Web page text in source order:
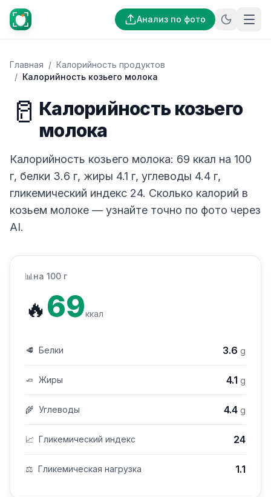
Анализ по фото
Главная / Калорийность продуктов
/ Калорийность козьего молока
🥛 Калорийность козьего
молока
Калорийность козьего молока: 69 ккал на 100
г, белки 3.6 г, жиры 4.1 г, углеводы 4.4 г,
гликемический индекс 24. Сколько калорий в
козьем молоке — узнайте точно по фото через
AI.
📊 на 100 г
🔥69ккал
🥩 Белки 3.6 g
🧈 Жиры 4.1 g
🌾 Углеводы 4.4 g
📈 Гликемический индекс 24
⚖️ Гликемическая нагрузка 1.1